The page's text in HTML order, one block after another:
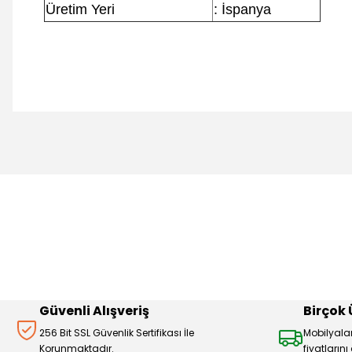
Üretim Yeri
: İspanya
Güvenli Alışveriş
256 Bit SSL Güvenlik Sertifikası İle
Korunmaktadır.
Birçok